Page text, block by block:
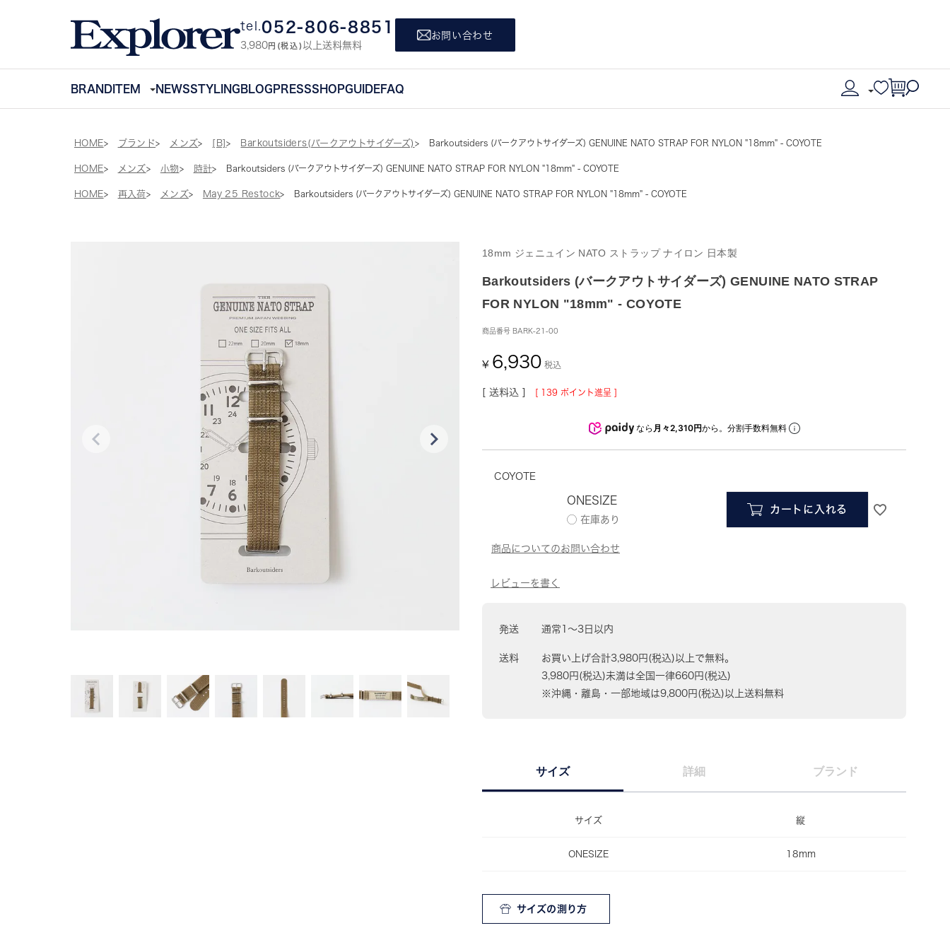
tel.052-806-8851
3,980円(税込)以上送料無料
お問い合わせ
BRANDITEM NEWSSTYLINGBLOGPRESSSHOPGUIDEFAQ
HOME ブランド メンズ [B] Barkoutsiders(バークアウトサイダーズ) Barkoutsiders (バークアウトサイダーズ) GENUINE NATO STRAP FOR NYLON "18mm" - COYOTE
HOME メンズ 小物 時計 Barkoutsiders (バークアウトサイダーズ) GENUINE NATO STRAP FOR NYLON "18mm" - COYOTE
HOME 再入荷 メンズ May 25 Restock Barkoutsiders (バークアウトサイダーズ) GENUINE NATO STRAP FOR NYLON "18mm" - COYOTE
18mm ジェニュイン NATO ストラップ ナイロン 日本製
Barkoutsiders (バークアウトサイダーズ) GENUINE NATO STRAP
FOR NYLON "18mm" - COYOTE
商品番号 BARK-21-00
¥ 6,930 税込
送料込 [ 139 ポイント進呈 ]
なら 月々2,310円から。分割手数料無料
COYOTE
ONESIZE
カートに入れる
発送 通常1〜3日以内
送料
お買い上げ合計3,980円(税込)以上で無料。
3,980円(税込)未満は全国一律660円(税込)
※沖縄・離島・一部地域は9,800円(税込)以上送料無料
サイズ 詳細 ブランド
サイズ 縦
ONESIZE 18mm
サイズの測り方